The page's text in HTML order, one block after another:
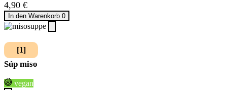
4,90 €
In den Warenkorb 0
[1]
Súp miso
vegan